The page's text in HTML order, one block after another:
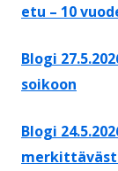
etu – 10
Blogi
soikoon
Blogi